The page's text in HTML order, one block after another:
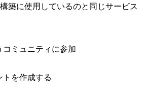
築に使用しているのと同じサービス
ミュニティに参加
を作成する